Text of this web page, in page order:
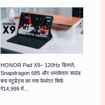
HONOR Pad X9– 120Hz डिस्प्ले,
Snapdragon 685 और धमाकेदार साउंड
बना स्टूडेंट्स का नया फेवरेट! सिर्फ
₹14,999 में…